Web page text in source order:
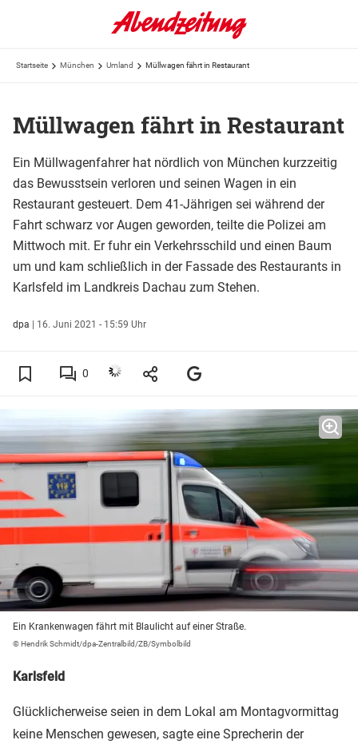
Startseite München Umland Müllwagen fährt in Restaurant
Müllwagen fährt in Restaurant
Ein Müllwagenfahrer hat nördlich von München kurzzeitig
das Bewusstsein verloren und seinen Wagen in ein
Restaurant gesteuert. Dem 41-Jährigen sei während der
Fahrt schwarz vor Augen geworden, teilte die Polizei am
Mittwoch mit. Er fuhr ein Verkehrsschild und einen Baum
um und kam schließlich in der Fassade des Restaurants in
Karlsfeld im Landkreis Dachau zum Stehen.
dpa | 16. Juni 2021 - 15:59 Uhr
0
Ein Krankenwagen fährt mit Blaulicht auf einer Straße.
© Hendrik Schmidt/dpa-Zentralbild/ZB/Symbolbild
Karlsfeld
Glücklicherweise seien in dem Lokal am Montagvormittag
keine Menschen gewesen, sagte eine Sprecherin der